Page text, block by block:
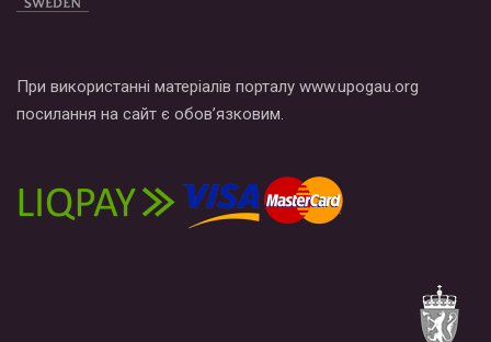
При використанні матеріалів порталу www.upogau.org
посилання на сайт є обов’язковим.